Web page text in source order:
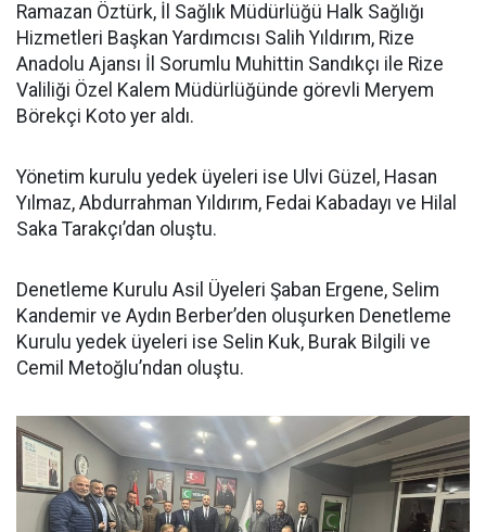
Ramazan Öztürk, İl Sağlık Müdürlüğü Halk Sağlığı
Hizmetleri Başkan Yardımcısı Salih Yıldırım, Rize
Anadolu Ajansı İl Sorumlu Muhittin Sandıkçı ile Rize
Valiliği Özel Kalem Müdürlüğünde görevli Meryem
Börekçi Koto yer aldı.
Yönetim kurulu yedek üyeleri ise Ulvi Güzel, Hasan
Yılmaz, Abdurrahman Yıldırım, Fedai Kabadayı ve Hilal
Saka Tarakçı’dan oluştu.
Denetleme Kurulu Asil Üyeleri Şaban Ergene, Selim
Kandemir ve Aydın Berber’den oluşurken Denetleme
Kurulu yedek üyeleri ise Selin Kuk, Burak Bilgili ve
Cemil Metoğlu’ndan oluştu.